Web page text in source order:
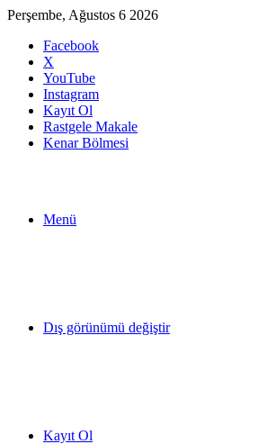
Perşembe, Ağustos 6 2026
Facebook
X
YouTube
Instagram
Kayıt Ol
Rastgele Makale
Kenar Bölmesi
Menü
Dış görünümü değiştir
Kayıt Ol